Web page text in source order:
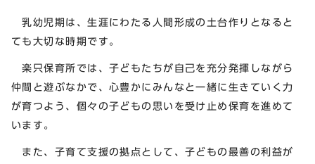
乳幼児期は、生涯にわたる人間形成の土台作りとなると
ても大切な時期です。
楽只保育所では、子どもたちが自己を充分発揮しながら
仲間と遊ぶなかで、心豊かにみんなと一緒に生きていく力
が育つよう、個々の子どもの思いを受け止め保育を進めて
います。
また、子育て支援の拠点として、子どもの最善の利益が